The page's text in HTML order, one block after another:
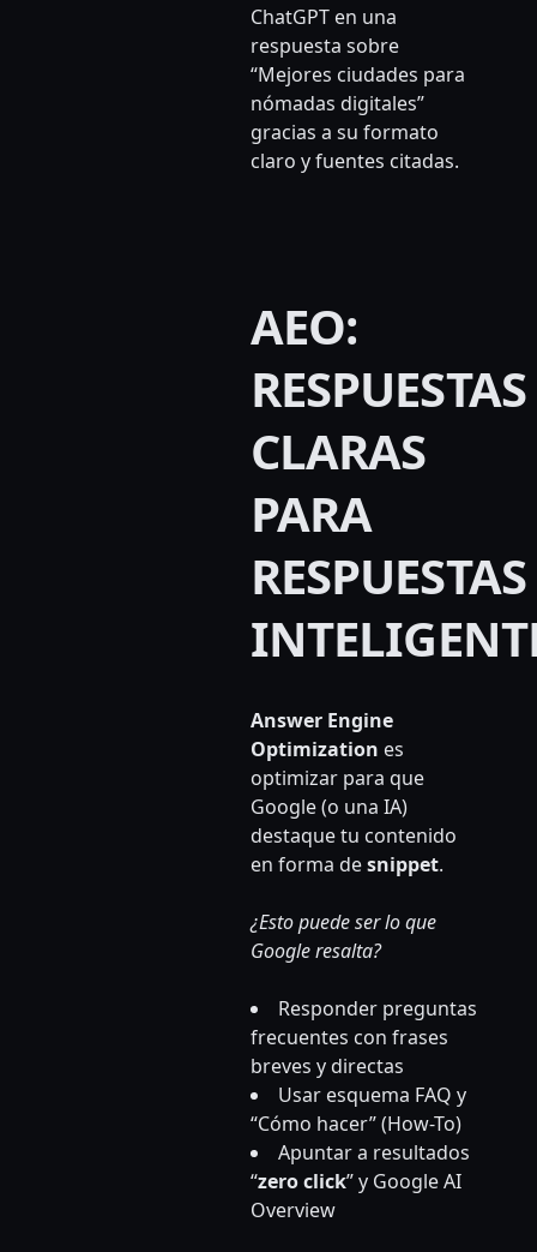
ChatGPT en una
respuesta sobre
“Mejores ciudades para
nómadas digitales”
gracias a su formato
claro y fuentes citadas.
AEO:
RESPUESTAS
CLARAS
PARA
RESPUESTAS
Answer Engine
Optimization es
optimizar para que
Google (o una IA)
destaque tu contenido
en forma desnippet.
¿Esto puede ser lo que
Google resalta?
Responder preguntas
frecuentes con frases
breves y directas
Usar esquema FAQ y
“Cómo hacer” (How-To)
Apuntar a resultados
“zero click” y Google AI
Overview